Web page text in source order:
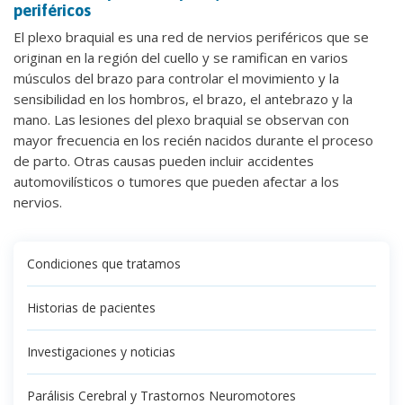
periféricos
El plexo braquial es una red de nervios periféricos que se
originan en la región del cuello y se ramifican en varios
músculos del brazo para controlar el movimiento y la
sensibilidad en los hombros, el brazo, el antebrazo y la
mano. Las lesiones del plexo braquial se observan con
mayor frecuencia en los recién nacidos durante el proceso
de parto. Otras causas pueden incluir accidentes
automovilísticos o tumores que pueden afectar a los
nervios.
Condiciones que tratamos
Historias de pacientes
Investigaciones y noticias
Parálisis Cerebral y Trastornos Neuromotores